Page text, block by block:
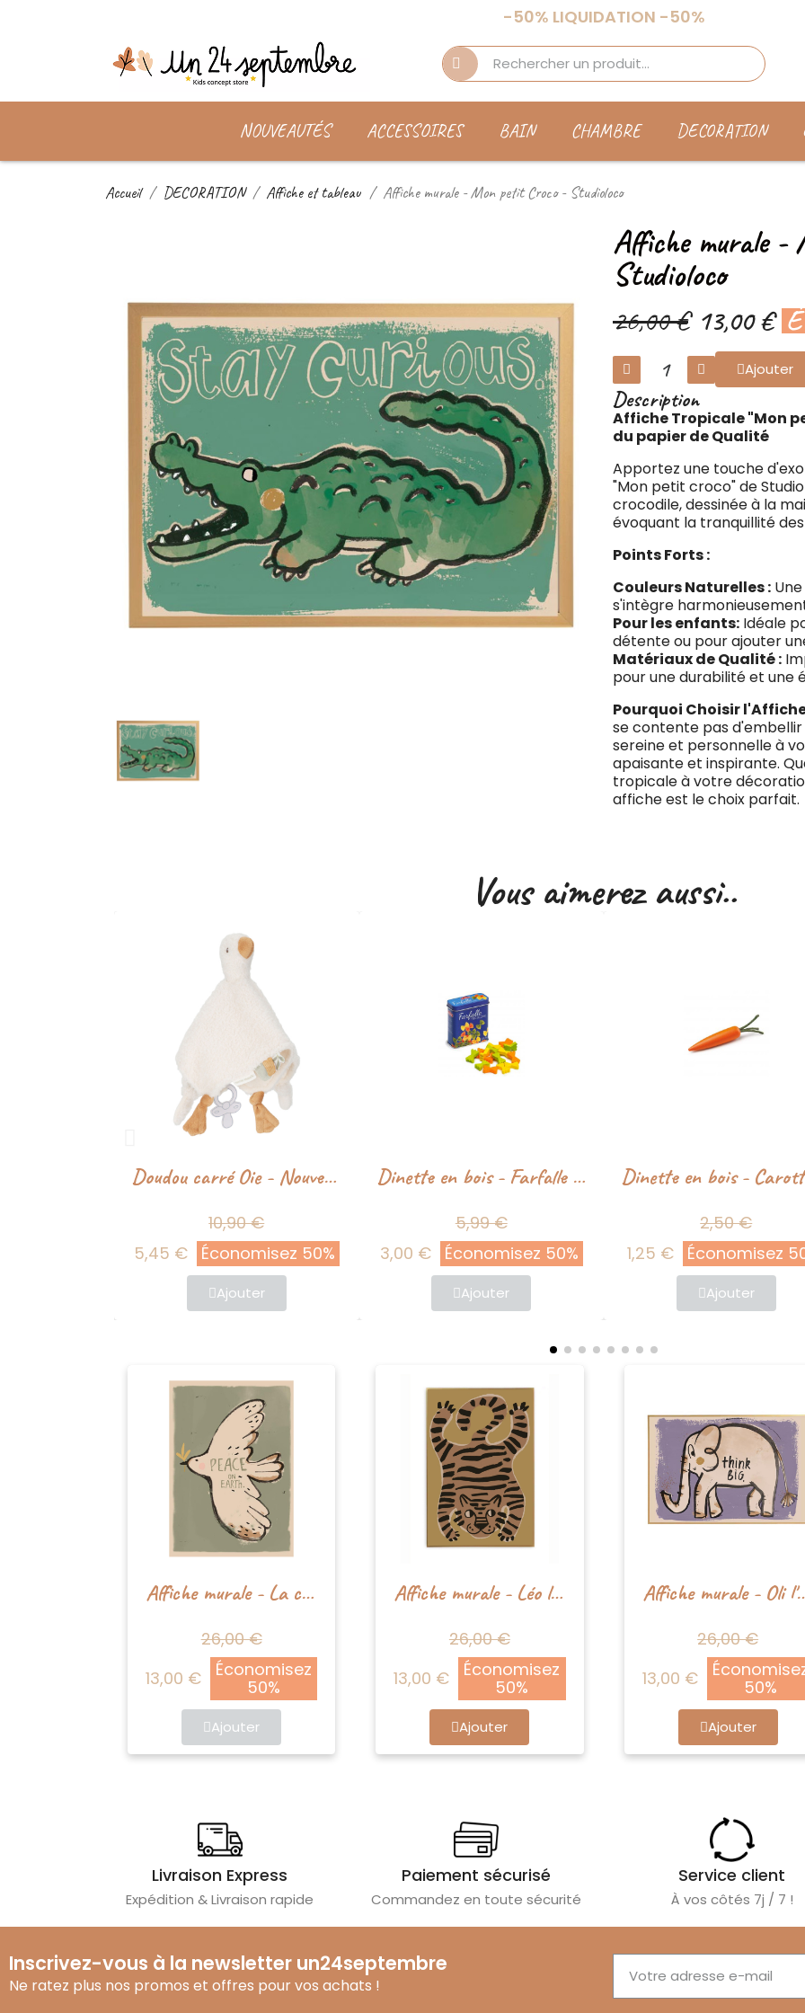
-50% LIQUIDATION -50%
NOUVEAUTÉS ACCESSOIRES BAIN CHAMBRE DECORATION
Accueil DECORATION Affiche et tableau Affiche murale - Mon petit Croco - Studioloco
Affiche murale -
Studioloco
26,00 € 13,00 €
Ajouter
Description
Affiche Tropicale "Mon
du papier de Qualité
Apportez une touche
"Mon petit croco" de
crocodile, dessinée à la
évoquant la tranquillité
Points Forts :
Couleurs Naturelles :
s'intègre
Pour les enfants: Idéale
détente ou pour ajouter
Matériaux de Qualité :
pour une durabilité et une
Pourquoi Choisir
se contente pas
sereine et personnelle à
apaisante et inspirante.
tropicale à votre
affiche est le choix parfait.
Vous aimerez aussi..
Doudou carré Oie - Nouveau né - Little Dutch
10,90 €
5,45 €
Économisez 50%
Ajouter
Dinette en bois - Farfalle en boîte - Erzi
5,99 €
3,00 €
Économisez 50%
Ajouter
2,50 €
1,25 €
Économisez
Ajouter
Affiche murale - La colombe de paix - Studioloco
26,00 €
13,00 €
Économisez
50%
Ajouter
Affiche murale - Léo le Léopard - Studioloco
26,00 €
13,00 €
Économisez
50%
Ajouter
Affiche murale -
26,00 €
13,00 €
50%
Ajouter
Livraison Express
Expédition & Livraison rapide
Paiement sécurisé
Commandez en toute sécurité
Service client
À vos côtés 7j / 7 !
Inscrivez-vous à la newsletter un24septembre
Ne ratez plus nos promos et offres pour vos achats !